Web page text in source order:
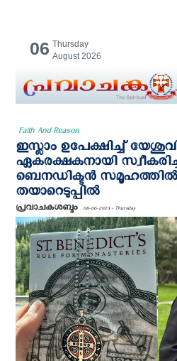
06 Thursday
August 2026
Faith And Reason
ഇസ്ലാം ഉപേക്ഷിച്ച്
ഏകരക്ഷകനായി
ബെനഡിക്ടൻ സമൂഹത്തില്‍
തയാറെടുപ്പില്‍
പ്രവാചകശബ്ദം 08-06-2023 - Thursday